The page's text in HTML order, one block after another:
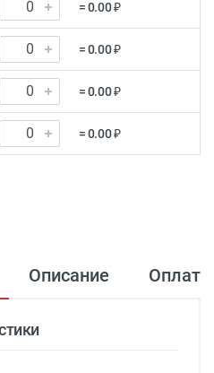
= 0.00 ₽
= 0.00 ₽
= 0.00 ₽
= 0.00 ₽
Описание Оплата